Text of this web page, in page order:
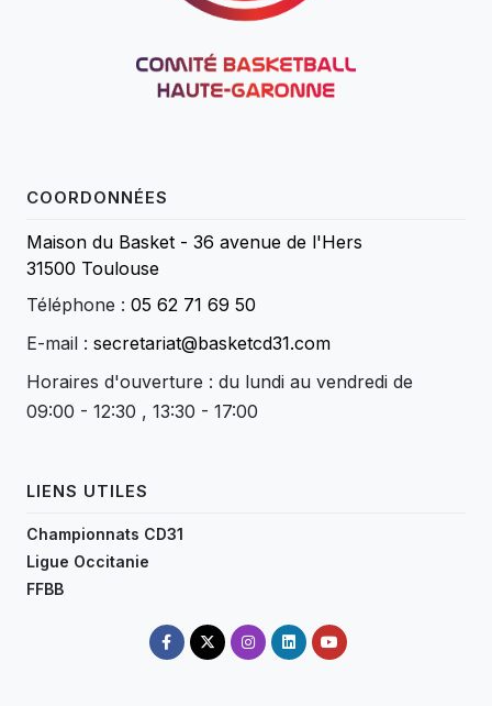
COORDONNÉES
Maison du Basket - 36 avenue de l'Hers
31500 Toulouse
Téléphone : 05 62 71 69 50
E-mail : secretariat@basketcd31.com
Horaires d'ouverture : du lundi au vendredi de
09:00 - 12:30 , 13:30 - 17:00
LIENS UTILES
Championnats CD31
Ligue Occitanie
FFBB